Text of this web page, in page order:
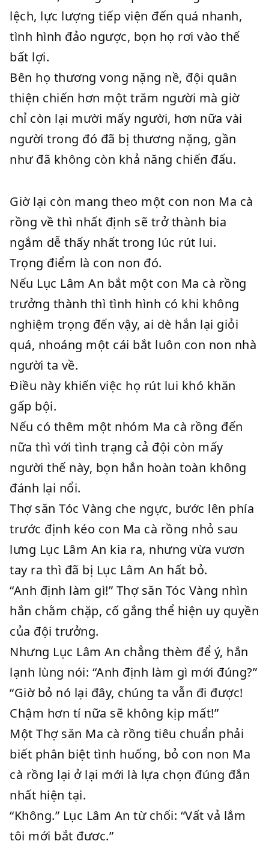
lệch, lực lượng tiếp viện đến quá nhanh,
tình hình đảo ngược, bọn họ rơi vào thế
bất lợi.
Bên họ thương vong nặng nề, đội quân
thiện chiến hơn một trăm người mà giờ
chỉ còn lại mười mấy người, hơn nữa vài
người trong đó đã bị thương nặng, gần
như đã không còn khả năng chiến đấu.
Giờ lại còn mang theo một con non Ma cà
rồng về thì nhất định sẽ trở thành bia
ngắm dễ thấy nhất trong lúc rút lui.
Trọng điểm là con non đó.
Nếu Lục Lâm An bắt một con Ma cà rồng
trưởng thành thì tình hình có khi không
nghiệm trọng đến vậy, ai dè hắn lại giỏi
quá, nhoáng một cái bắt luôn con non nhà
người ta về.
Điều này khiến việc họ rút lui khó khăn
gấp bội.
Nếu có thêm một nhóm Ma cà rồng đến
nữa thì với tình trạng cả đội còn mấy
người thế này, bọn hắn hoàn toàn không
đánh lại nổi.
Thợ săn Tóc Vàng che ngực, bước lên phía
trước định kéo con Ma cà rồng nhỏ sau
lưng Lục Lâm An kia ra, nhưng vừa vươn
tay ra thì đã bị Lục Lâm An hất bỏ.
“Anh định làm gì!” Thợ săn Tóc Vàng nhìn
hắn chằm chặp, cố gắng thể hiện uy quyền
của đội trưởng.
Nhưng Lục Lâm An chẳng thèm để ý, hắn
lạnh lùng nói: “Anh định làm gì mới đúng?”
“Giờ bỏ nó lại đây, chúng ta vẫn đi được!
Chậm hơn tí nữa sẽ không kịp mất!”
Một Thợ săn Ma cà rồng tiêu chuẩn phải
biết phân biệt tình huống, bỏ con non Ma
cà rồng lại ở lại mới là lựa chọn đúng đắn
nhất hiện tại.
“Không.” Lục Lâm An từ chối: “Vất vả lắm
tôi mới bắt được.”